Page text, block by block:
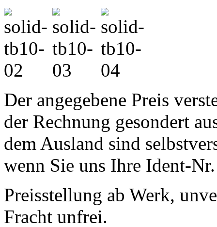
Der angegebene Preis
der Rechnung gesondert
dem Ausland sind
wenn Sie uns Ihre Ident-
Preisstellung ab Werk,
Fracht unfrei.